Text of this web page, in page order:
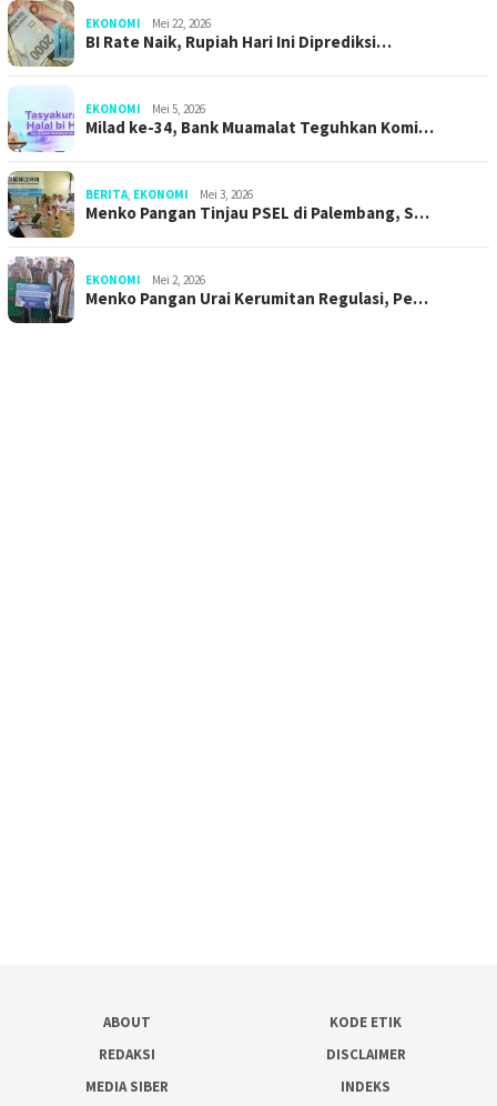
EKONOMI Mei 22, 2026
BI Rate Naik, Rupiah Hari Ini Diprediksi…
EKONOMI Mei 5, 2026
Milad ke-34, Bank Muamalat Teguhkan Komi…
BERITA EKONOMI Mei 3, 2026
Menko Pangan Tinjau PSEL di Palembang, S…
EKONOMI Mei 2, 2026
Menko Pangan Urai Kerumitan Regulasi, Pe…
ABOUT
KODE ETIK
REDAKSI
DISCLAIMER
MEDIA SIBER
INDEKS